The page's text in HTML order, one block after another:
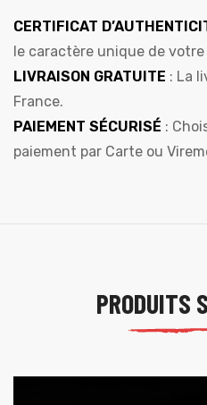
CERTIFICAT
le caractère unique de
LIVRAISON GRATUITE : La
France.
PAIEMENT SÉCURISÉ :
paiement par Carte ou
PRODUITS